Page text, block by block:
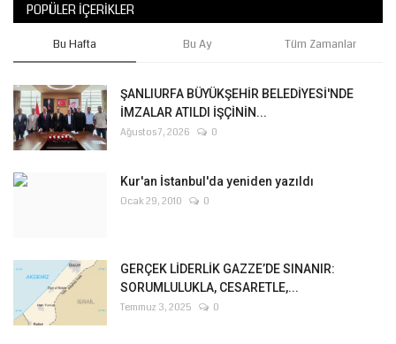
POPÜLER İÇERIKLER
Bu Hafta Bu Ay Tüm Zamanlar
ŞANLIURFA BÜYÜKŞEHİR BELEDİYESİ'NDE
İMZALAR ATILDI İŞÇİNİN...
Ağustos 7, 2026 0
Kur'an İstanbul'da yeniden yazıldı
Ocak 29, 2010 0
GERÇEK LİDERLİK GAZZE’DE SINANIR:
SORUMLULUKLA, CESARETLE,...
Temmuz 3, 2025 0